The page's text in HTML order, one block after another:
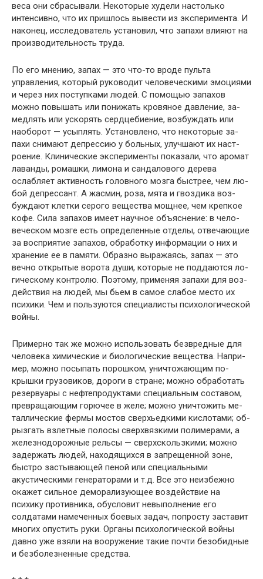
веса они сбрасывали. Некоторые худели настолько
интенсивно, что их пришлось вывести из эксперимента. И
наконец, исследователь установил, что запахи влия­ют на
производительность труда.
По его мнению, запах — это что-то вроде пульта
управления, который руководит человеческими эмоция­ми
и через них поступками людей. С помощью запахов
можно повышать или понижать кровяное давление, за­
медлять или ускорять сердцебиение, возбуждать или
наоборот — усыплять. Установлено, что некоторые за­
пахи снимают депрессию у больных, улучшают их наст­
роение. Клинические эксперименты показали, что аро­мат
лаванды, ромашки, лимона и сандалового дерева
ослабляет активность головного мозга быстрее, чем лю­
бой депрессант. А жасмин, роза, мята и гвоздика воз­
буждают клетки серого вещества мощнее, чем крепкое
кофе. Сила запахов имеет научное объяснение: в чело­
веческом мозге есть определенные отделы, отвечающие
за восприятие запахов, обработку информации о них и
хранение ее в памяти. Образно выражаясь, запах — это
вечно открытые ворота души, которые не поддаются ло­
гическому контролю. Поэтому, применяя запахи для воз­
действия на людей, мы бьем в самое слабое место их
пси­хики. Чем и пользуются специалисты психологической
войны.
Примерно так же можно использовать безвредные для
человека химические и биологические вещества. Напри­
мер, можно посыпать порошком, уничтожающим по­
крышки грузовиков, дороги в стране; можно обработать
резервуары с нефтепродуктами специальным составом,
превращающим горючее в желе; можно уничтожить ме­
таллические фермы мостов сверхьедкими кислотами; об­
рызгать взлетные полосы сверхвязкими полимерами, а
железнодорожные рельсы — сверхскользкими; можно
за­держать людей, находящихся в запрещенной зоне,
быс­тро застывающей пеной или специальными
акустичес­кими генераторами и т.д. Все это неизбежно
окажет сильное деморализующее воздействие на
психику про­тивника, обусловит невыполнение его
солдатами наме­ченных боевых задач, попросту заставит
многих опус­тить руки. Органы психологической войны
давно уже взяли на вооружение такие почти безобидные
и безбо­лезненные средства.